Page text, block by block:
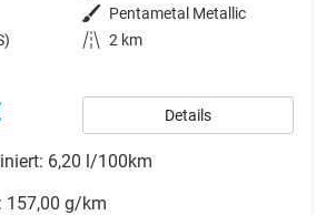
Außenfarbe Pentametal Metallic
Kilometerstand 2 km
Details
6,20 l/100km
157,00 g/km